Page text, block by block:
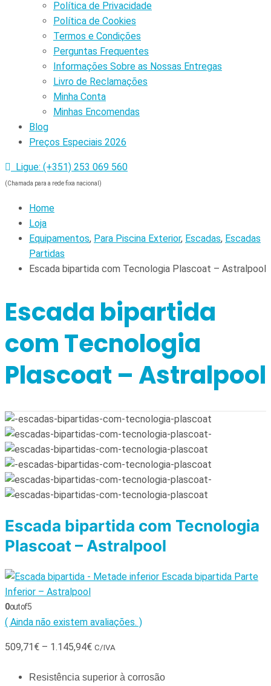
Política de Privacidade
Política de Cookies
Termos e Condições
Perguntas Frequentes
Informações Sobre as Nossas Entregas
Livro de Reclamações
Minha Conta
Minhas Encomendas
Blog
Preços Especiais 2026
Ligue: (+351) 253 069 560
(Chamada para a rede fixa nacional)
Home
Loja
Equipamentos, Para Piscina Exterior, Escadas, Escadas
Partidas
Escada bipartida com Tecnologia Plascoat – Astralpool
Escada bipartida
com Tecnologia
Plascoat – Astralpool
Escada bipartida com Tecnologia
Plascoat – Astralpool
Escada bipartida Parte
Inferior – Astralpool
0out of 5
( Ainda não existem avaliações. )
509,71€ – 1.145,94€ C/IVA
Resistência superior à corrosão